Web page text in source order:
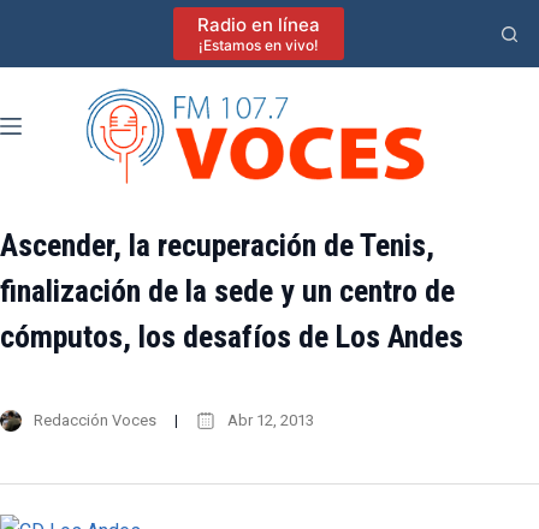
Radio en línea
¡Estamos en vivo!
Ascender, la recuperación de Tenis,
finalización de la sede y un centro de
cómputos, los desafíos de Los Andes
Redacción Voces Abr 12, 2013